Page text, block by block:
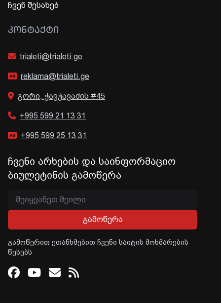
ჩვენ შესახებ
ᲙᲝᲜᲢᲐᲥᲢᲘ
trialeti@trialeti.ge
reklama@trialeti.ge
გორი, ჭავჭავაძის #45
+995 599 21 13 31
+995 599 25 13 31
ჩვენი არხების და საინფორმაციო
ბიულეტინის გამოწერა
გამოწერა
გამოწერით ეთანხმებით ჩვენი საიტის მოხმარების
წესებს
Facebook
Youtube
Email
RSS